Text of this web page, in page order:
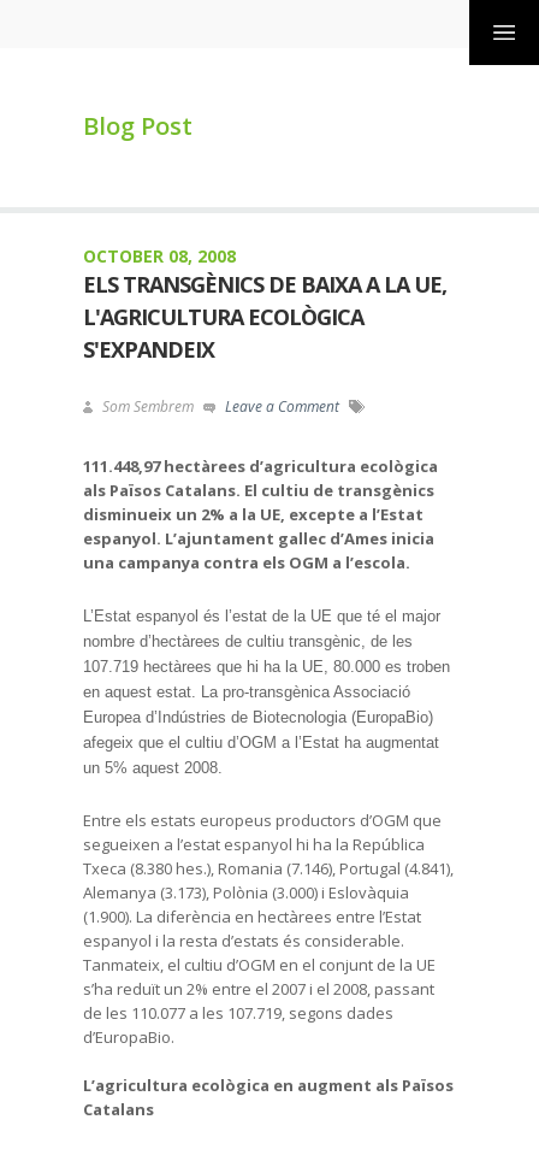
Blog Post
OCTOBER 08, 2008
ELS TRANSGÈNICS DE BAIXA A LA UE,
L'AGRICULTURA ECOLÒGICA
S'EXPANDEIX
Som Sembrem Leave a Comment
111.448,97 hectàrees d’agricultura ecològica
als Països Catalans. El cultiu de transgènics
disminueix un 2% a la UE, excepte a l’Estat
espanyol. L’ajuntament gallec d’Ames inicia
una campanya contra els OGM a l’escola.
L’Estat espanyol és l’estat de la UE que té el major
nombre d’hectàrees de cultiu transgènic, de les
107.719 hectàrees que hi ha la UE, 80.000 es troben
en aquest estat. La pro-transgènica Associació
Europea d’Indústries de Biotecnologia (EuropaBio)
afegeix que el cultiu d’OGM a l’Estat ha augmentat
un 5% aquest 2008.
Entre els estats europeus productors d’OGM que
segueixen a l’estat espanyol hi ha la República
Txeca (8.380 hes.), Romania (7.146), Portugal (4.841),
Alemanya (3.173), Polònia (3.000) i Eslovàquia
(1.900). La diferència en hectàrees entre l’Estat
espanyol i la resta d’estats és considerable.
Tanmateix, el cultiu d’OGM en el conjunt de la UE
s’ha reduït un 2% entre el 2007 i el 2008, passant
de les 110.077 a les 107.719, segons dades
d’EuropaBio.
L’agricultura ecològica en augment als Països
Catalans